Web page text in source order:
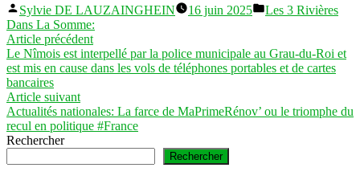
Publié
par
Sylvie DE LAUZAINGHEIN 16 juin 2025
Publié
Les 3 Rivières
Dans La Somme:
Navigation
de
l’article
Article précédentArticle
précédent :
Le Nîmois est interpellé par la police municipale au Grau-du-Roi et
est mis en cause dans les vols de téléphones portables et de cartes
bancaires
Article suivantArticle
suivant :
Actualités nationales: La farce de MaPrimeRénov’ ou le triomphe du
recul en politique #France
Rechercher
Rechercher